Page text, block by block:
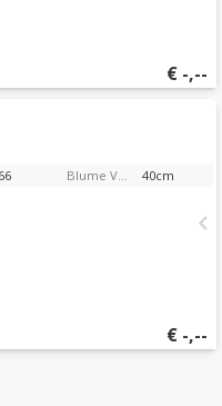
€ -,--
Blume Vorbaulänge 40cm
€ -,--
um zu kaufen.